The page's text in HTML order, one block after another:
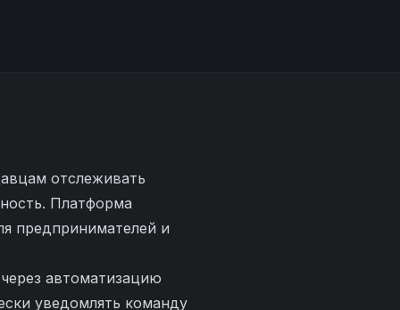
отслеживать
Платформа
предпринимателей и
автоматизацию
уведомлять команду